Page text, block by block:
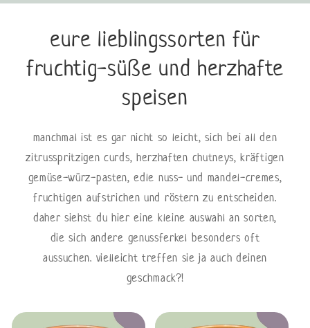
eure lieblingssorten für
fruchtig-süße und herzhafte
speisen
manchmal ist es gar nicht so leicht, sich bei all den
zitrusspritzigen curds, herzhaften chutneys, kräftigen
gemüse-würz-pasten, edle nuss- und mandel-cremes,
fruchtigen aufstrichen und röstern zu entscheiden.
daher siehst du hier eine kleine auswahl an sorten,
die sich andere genussferkel besonders oft
aussuchen. vielleicht treffen sie ja auch deinen
geschmack?!